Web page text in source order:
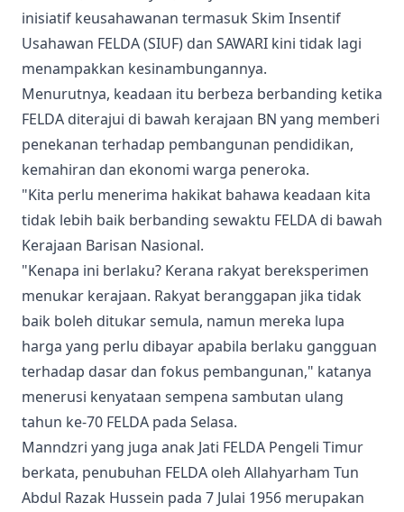
inisiatif keusahawanan termasuk Skim Insentif
Usahawan FELDA (SIUF) dan SAWARI kini tidak lagi
menampakkan kesinambungannya.
Menurutnya, keadaan itu berbeza berbanding ketika
FELDA diterajui di bawah kerajaan BN yang memberi
penekanan terhadap pembangunan pendidikan,
kemahiran dan ekonomi warga peneroka.
"Kita perlu menerima hakikat bahawa keadaan kita
tidak lebih baik berbanding sewaktu FELDA di bawah
Kerajaan Barisan Nasional.
"Kenapa ini berlaku? Kerana rakyat bereksperimen
menukar kerajaan. Rakyat beranggapan jika tidak
baik boleh ditukar semula, namun mereka lupa
harga yang perlu dibayar apabila berlaku gangguan
terhadap dasar dan fokus pembangunan," katanya
menerusi kenyataan sempena sambutan ulang
tahun ke-70 FELDA pada Selasa.
Manndzri yang juga anak Jati FELDA Pengeli Timur
berkata, penubuhan FELDA oleh Allahyarham Tun
Abdul Razak Hussein pada 7 Julai 1956 merupakan